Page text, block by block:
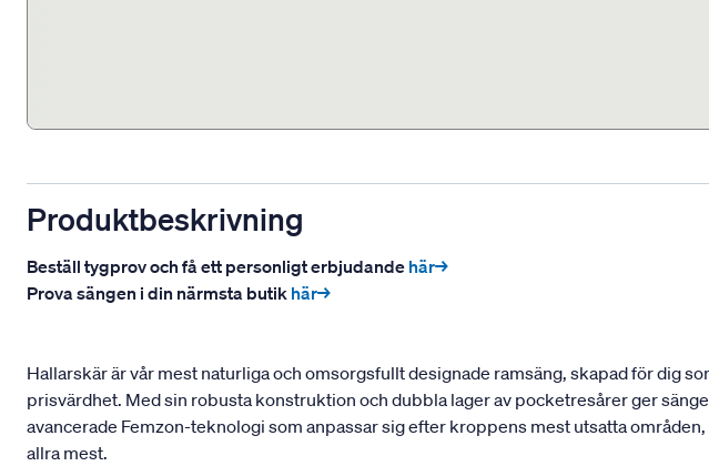
Produktbeskrivning
Beställ tygprov och få ett personligt erbjudande här→
Prova sängen i din närmsta butik här→
Hallarskär är vår mest naturliga och omsorgsfullt designade ramsäng, skapad för dig
prisvärdhet. Med sin robusta konstruktion och dubbla lager av pocketresårer ger
avancerade Femzon-teknologi som anpassar sig efter kroppens mest utsatta
allra mest.